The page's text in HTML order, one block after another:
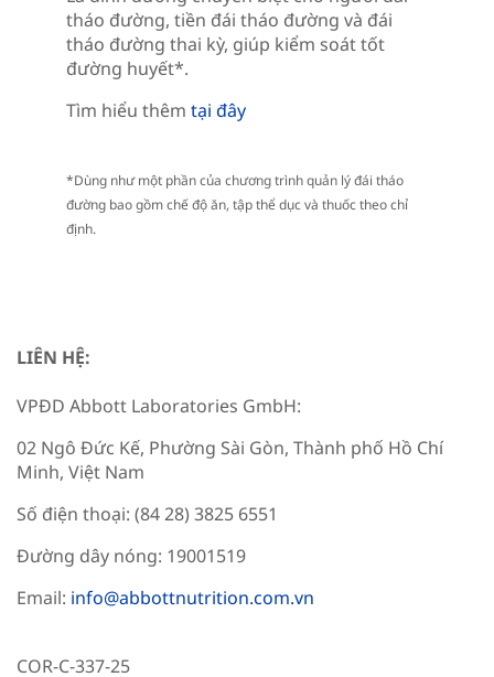
tháo đường, tiền đái tháo đường và đái
tháo đường thai kỳ, giúp kiểm soát tốt
đường huyết*.
Tìm hiểu thêm tại đây
*Dùng như một phần của chương trình quản lý đái tháo
đường bao gồm chế độ ăn, tập thể dục và thuốc theo chỉ
định.
LIÊN HỆ:
VPĐD Abbott Laboratories GmbH:
02 Ngô Đức Kế, Phường Sài Gòn, Thành phố Hồ Chí
Minh, Việt Nam
Số điện thoại: (84 28) 3825 6551
Đường dây nóng: 19001519
Email: info@abbottnutrition.com.vn
COR-C-337-25